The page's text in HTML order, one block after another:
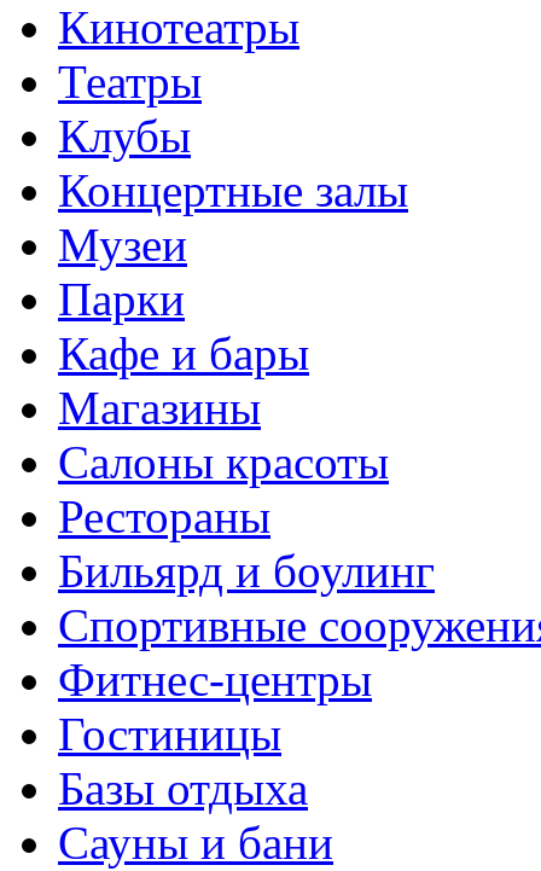
Кинотеатры
Театры
Клубы
Концертные залы
Музеи
Парки
Кафе и бары
Магазины
Салоны красоты
Рестораны
Бильярд и боулинг
Спортивные
Фитнес-центры
Гостиницы
Базы отдыха
Сауны и бани